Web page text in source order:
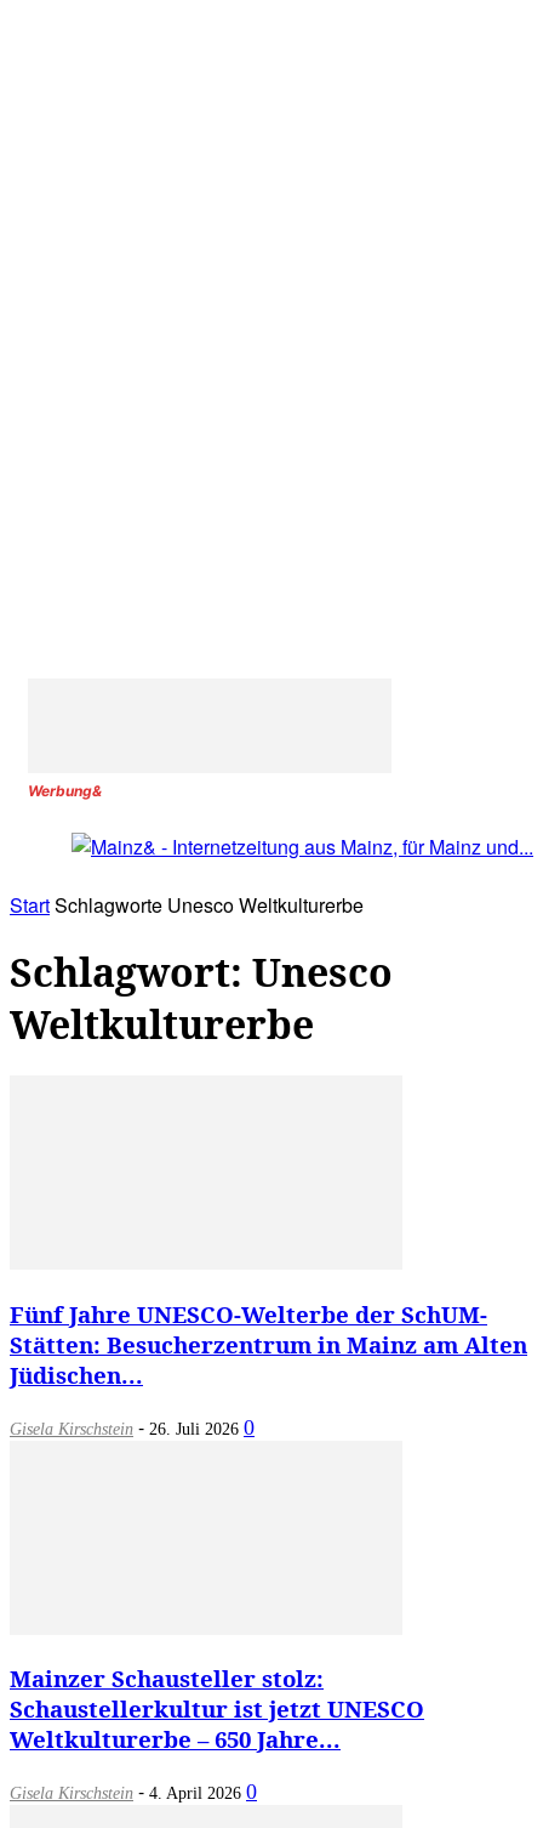
Werbung&
StartSchlagworte Unesco Weltkulturerbe
Schlagwort: Unesco
Weltkulturerbe
Fünf Jahre UNESCO-Welterbe der SchUM-
Stätten: Besucherzentrum in Mainz am Alten
Jüdischen...
Gisela Kirschstein - 26. Juli 2026 0
Mainzer Schausteller stolz:
Schaustellerkultur ist jetzt UNESCO
Weltkulturerbe – 650 Jahre...
Gisela Kirschstein - 4. April 2026 0